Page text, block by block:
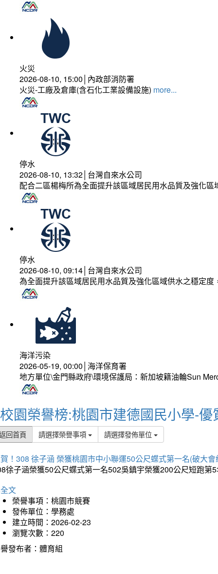
火災
2026-08-10, 15:00│內政部消防署
火災-工廠及倉庫(含石化工業設備設施) more...
停水
2026-08-10, 13:32│台灣自來水公司
配合二區楊梅所為全面提升該區域居民用水品質及強化
停水
2026-08-10, 09:14│台灣自來水公司
為全面提升該區域居民用水品質及強化區域供水之穩定
海洋污染
2026-05-19, 00:00│海洋保育署
地方單位\金門縣政府\環境保護局：新加坡籍油輪Sun
校園榮譽榜:桃園市建德國民小學-優
回首頁 請選擇榮譽事項 請選擇發佈單位
！308 徐子涵 榮獲桃園市中小聯運50公尺蝶式第一名(破大會
徐子涵榮獲50公尺蝶式第一名502吳鎮宇榮獲200公尺短跑
文
榮譽事項：桃園市競賽
發佈單位：學務處
建立時間：2026-02-23
瀏覽次數：220
發布者：體育組